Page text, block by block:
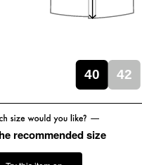
40 42
recommended size